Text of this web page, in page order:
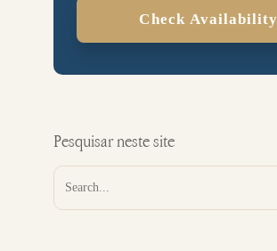
Check Availability
Pesquisar neste site